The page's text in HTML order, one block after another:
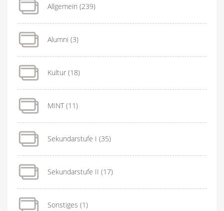
Allgemein (239)
Alumni (3)
Kultur (18)
MINT(11)
Sekundarstufe I (35)
Sekundarstufe II (17)
Sonstiges (1)